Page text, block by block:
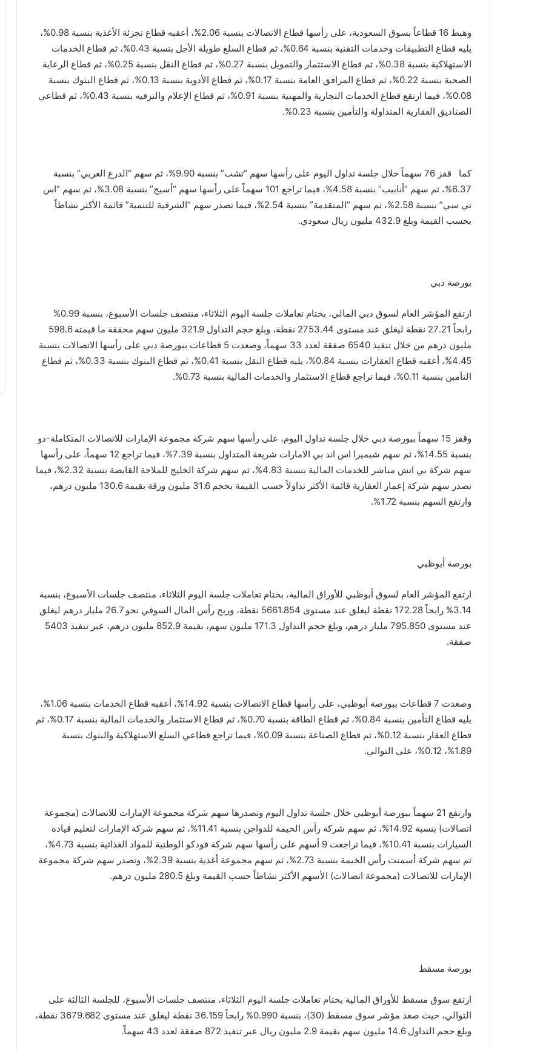
وهبط 16 قطاعاً بسوق السعودية، على رأسها قطاع الاتصالات بنسبة 2.06%، أعقبه قطاع تجزئة الأغذية بنسبة 0.98%،
يليه قطاع التطبيقات وخدمات التقنية بنسبة 0.64%، ثم قطاع السلع طويلة الأجل بنسبة 0.43%، ثم قطاع الخدمات
الاستهلاكية بنسبة 0.38%، ثم قطاع الاستثمار والتمويل بنسبة 0.27%، ثم قطاع النقل بنسبة 0.25%، ثم قطاع الرعاية
الصحية بنسبة 0.22%، ثم قطاع المرافق العامة بنسبة 0.17%، ثم قطاع الأدوية بنسبة 0.13%، ثم قطاع البنوك بنسبة
0.08%، فيما ارتقع قطاع الخدمات التجارية والمهنية بنسبة 0.91%، ثم قطاع الإعلام والترفيه بنسبة 0.43%، ثم قطاعي
الصناديق العقارية المتداولة والتأمين بنسبة 0.23%.
كما قفز 76 سهماً خلال جلسة تداول اليوم على رأسها سهم “تشب” بنسبة 9.90%، ثم سهم “الدرع العربي” بنسبة
6.37%، ثم سهم “أنابيب” بنسبة 4.58%، فيما تراجع 101 سهماً على رأسها سهم “أسيج” بنسبة 3.08%، ثم سهم “اس
تي سي” بنسبة 2.58%، ثم سهم “المتقدمة” بنسبة 2.54%، فيما تصدر سهم “الشرقية للتنمية” قائمة الأكثر نشاطاً
بحسب القيمة وبلغ 432.9 مليون ريال سعودي.
بورصة دبي
ارتفع المؤشر العام لسوق دبي المالي، بختام تعاملات جلسة اليوم الثلاثاء، منتصف جلسات الأسبوع، بنسبة 0.99%
رابحاً 27.21 نقطة ليغلق عند مستوى 2753.44 نقطة، وبلغ حجم التداول 321.9 مليون سهم محققة ما قيمته 598.6
مليون درهم من خلال تنفيذ 6540 صفقة لعدد 33 سهماً، وصعدت 5 قطاعات ببورصة دبي على رأسها الاتصالات بنسبة
4.45%، أعقبه قطاع العقارات بنسبة 0.84%، يليه قطاع النقل بنسبة 0.41%، ثم قطاع البنوك بنسبة 0.33%، ثم قطاع
التأمين بنسبة 0.11%، فيما تراجع قطاع الاستثمار والخدمات المالية بنسبة 0.73%.
وقفز 15 سهماً ببورصة دبي خلال جلسة تداول اليوم، على رأسها سهم شركة مجموعة الإمارات للاتصالات المتكاملة-دو
بنسبة 14.55%، ثم سهم شيميرا اس اند بي الامارات شريعة المتداول بنسبة 7.39%، فيما تراجع 12 سهماً، على رأسها
سهم شركة بي اتش مباشر للخدمات المالية بنسبة 4.83%، ثم سهم شركة الخليج للملاحة القابضة بنسبة 2.32%، فيما
تصدر سهم شركة إعمار العقارية قائمة الأكثر تداولاً حسب القيمة بحجم 31.6 مليون ورقة بقيمة 130.6 مليون درهم،
وارتفع السهم بنسبة 1.72%.
بورصة أبوظبي
ارتفع المؤشر العام لسوق أبوظبي للأوراق المالية، بختام تعاملات جلسة اليوم الثلاثاء، منتصف جلسات الأسبوع، بنسبة
3.14% رابحاً 172.28 نقطة ليغلق عند مستوى 5661.854 نقطة، وربح رأس المال السوقي نحو 26.7 مليار درهم ليغلق
عند مستوى 795.850 مليار درهم، وبلغ حجم التداول 171.3 مليون سهم، بقيمة 852.9 مليون درهم، عبر تنفيذ 5403
صفقة.
وصعدت 7 قطاعات ببورصة أبوظبي، على رأسها قطاع الاتصالات بنسبة 14.92%، أعقبه قطاع الخدمات بنسبة 1.06%،
يليه قطاع التأمين بنسبة 0.84%، ثم قطاع الطاقة بنسبة 0.70%، ثم قطاع الاستثمار والخدمات المالية بنسبة 0.17%، ثم
قطاع العقار بنسبة 0.12%، ثم قطاع الصناعة بنسبة 0.09%، فيما تراجع قطاعي السلع الاستهلاكية والبنوك بنسبة
1.89%، 0.12%، على التوالي.
وارتفع 21 سهماً ببورصة أبوظبي خلال جلسة تداول اليوم وتصدرها سهم شركة مجموعة الإمارات للاتصالات (مجموعة
اتصالات) بنسبة 14.92%، ثم سهم شركة رأس الخيمة للدواجن بنسبة 11.41%، ثم سهم شركة الإمارات لتعليم قيادة
السيارات بنسبة 10.41%، فيما تراجعت 9 أسهم على رأسها سهم شركة فودكو الوطنية للمواد الغذائية بنسبة 4.73%،
ثم سهم شركة أسمنت رأس الخيمة بنسبة 2.73%، ثم سهم مجموعة أغذية بنسبة 2.39%، وتصدر سهم شركة مجموعة
الإمارات للاتصالات (مجموعة اتصالات) الأسهم الأكثر نشاطاً حسب القيمة وبلغ 280.5 مليون درهم.
بورصة مسقط
ارتفع سوق مسقط للأوراق المالية بختام تعاملات جلسة اليوم الثلاثاء، منتصف جلسات الأسبوع، للجلسة الثالثة على
التوالي، حيث صعد مؤشر سوق مسقط (30)، بنسبة 0.990% رابحاً 36.159 نقطة ليغلق عند مستوى 3679.682 نقطة،
وبلغ حجم التداول 14.6 مليون سهم بقيمة 2.9 مليون ريال عبر تنفيذ 872 صفقة لعدد 43 سهماً.